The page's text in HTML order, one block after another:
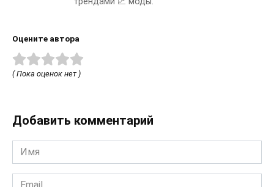
Оцените автора
( Пока оценок нет )
Добавить комментарий
Имя
*
Email